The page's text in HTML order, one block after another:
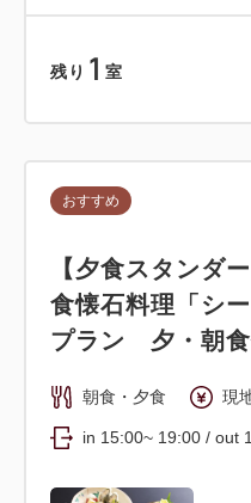
残り 1 室
おすすめ
【夕食スタンダ
食懐石料理「シ
プラン 夕・朝食
朝食・夕食 現
in 15:00~ 19:00 / out